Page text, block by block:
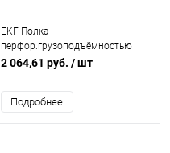
EKF Полка
перфор.грузоподъёмностью
100 кг (глубина 620) (ITASP620)
2 064,61 руб. / шт
Подробнее